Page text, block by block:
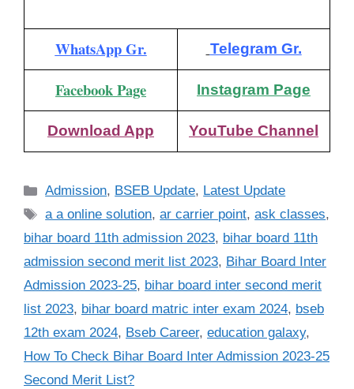
WhatsApp Gr. Telegram Gr.
Facebook Page Instagram Page
Download App YouTube Channel
Categories
Admission, BSEB Update, Latest Update
Tags
a a online solution,ar carrier point,ask classes,
bihar board 11th admission 2023, bihar board 11th
admission second merit list 2023, Bihar Board Inter
Admission 2023-25, bihar board inter second merit
list 2023, bihar board matric inter exam 2024, bseb
12th exam 2024, Bseb Career, education galaxy,
How To Check Bihar Board Inter Admission 2023-25
Second Merit List?